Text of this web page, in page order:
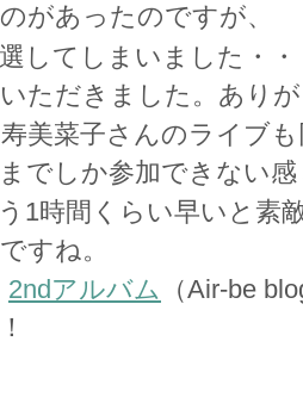
があったのですが、
してしまいました・
ただきました。あり
美菜子さんのライブ
でしか参加できない
1時間くらい早いと素
すね。
2ndアルバム
（Air-be